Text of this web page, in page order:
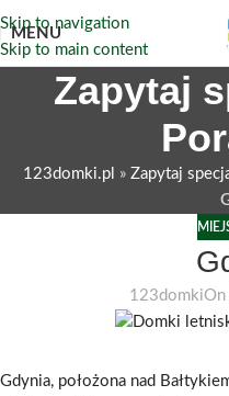
Skip to navigation
Skip to main content
MENU
Zapytaj
123domki.pl » Zapytaj
123domkiOn
Gdynia, położona nad